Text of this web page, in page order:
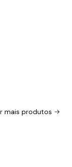
mais produtos